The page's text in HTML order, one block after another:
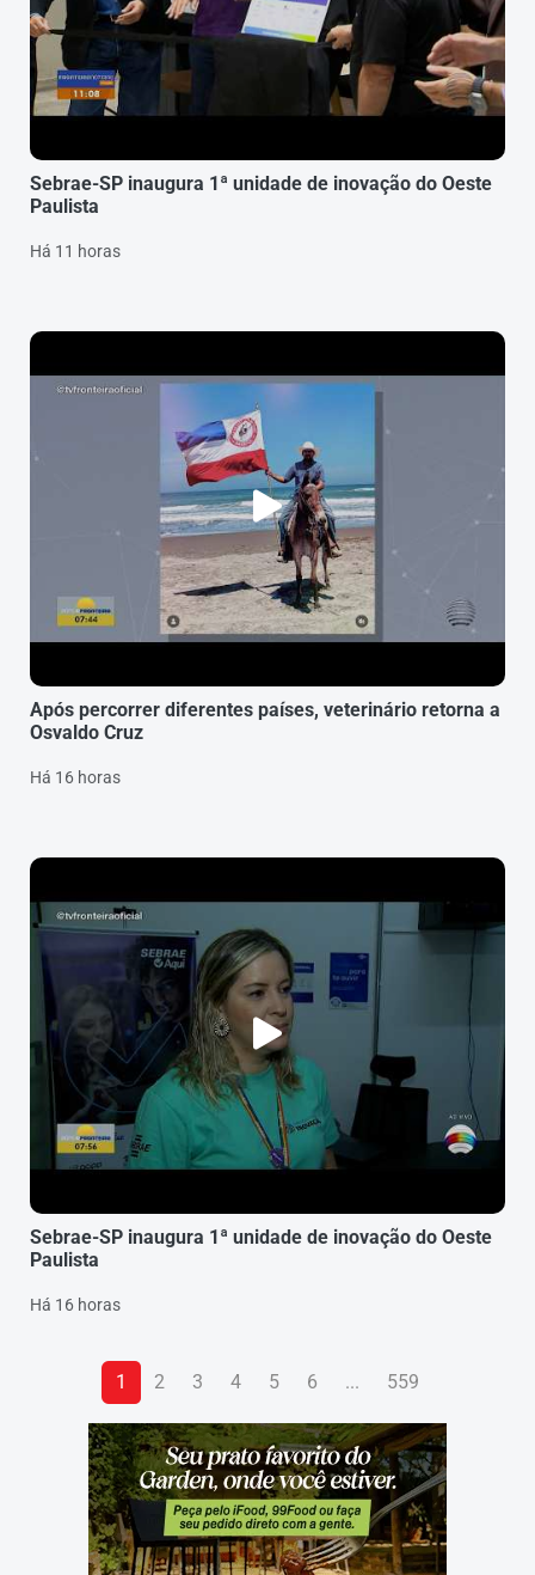
Sebrae-SP inaugura 1ª unidade de inovação do Oeste
Paulista
Há 11 horas
Após percorrer diferentes países, veterinário retorna a
Osvaldo Cruz
Há 16 horas
Sebrae-SP inaugura 1ª unidade de inovação do Oeste
Paulista
Há 16 horas
1 2 3 4 5 6 ... 559